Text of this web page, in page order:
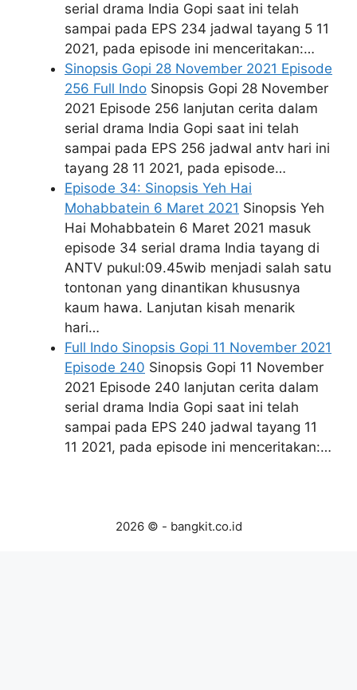
serial drama India Gopi saat ini telah
sampai pada EPS 234 jadwal tayang 5 11
2021, pada episode ini menceritakan:…
Sinopsis Gopi 28 November 2021 Episode
256 Full Indo Sinopsis Gopi 28 November
2021 Episode 256 lanjutan cerita dalam
serial drama India Gopi saat ini telah
sampai pada EPS 256 jadwal antv hari ini
tayang 28 11 2021, pada episode…
Episode 34: Sinopsis Yeh Hai
Mohabbatein 6 Maret 2021 Sinopsis Yeh
Hai Mohabbatein 6 Maret 2021 masuk
episode 34 serial drama India tayang di
ANTV pukul:09.45wib menjadi salah satu
tontonan yang dinantikan khususnya
kaum hawa. Lanjutan kisah menarik
hari…
Full Indo Sinopsis Gopi 11 November 2021
Episode 240 Sinopsis Gopi 11 November
2021 Episode 240 lanjutan cerita dalam
serial drama India Gopi saat ini telah
sampai pada EPS 240 jadwal tayang 11
11 2021, pada episode ini menceritakan:…
2026 © - bangkit.co.id